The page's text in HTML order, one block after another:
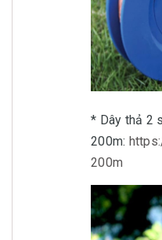
* Dây thả 2
200m:
200m